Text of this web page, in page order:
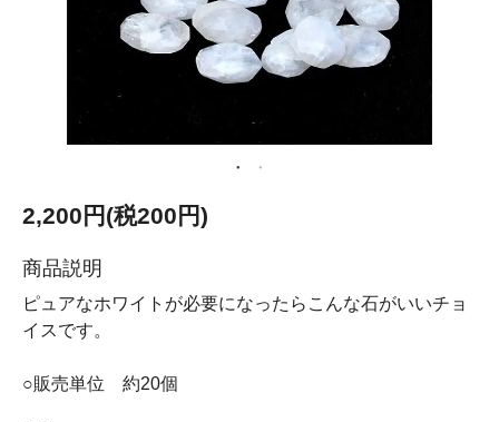
2,200円(税200円)
商品説明
ピュアなホワイトが必要になったらこんな石がいいチョ
イスです。
○販売単位 約20個